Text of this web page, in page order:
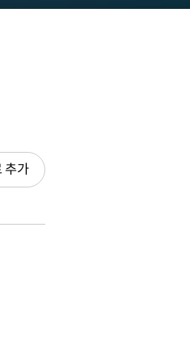
추가(새
창